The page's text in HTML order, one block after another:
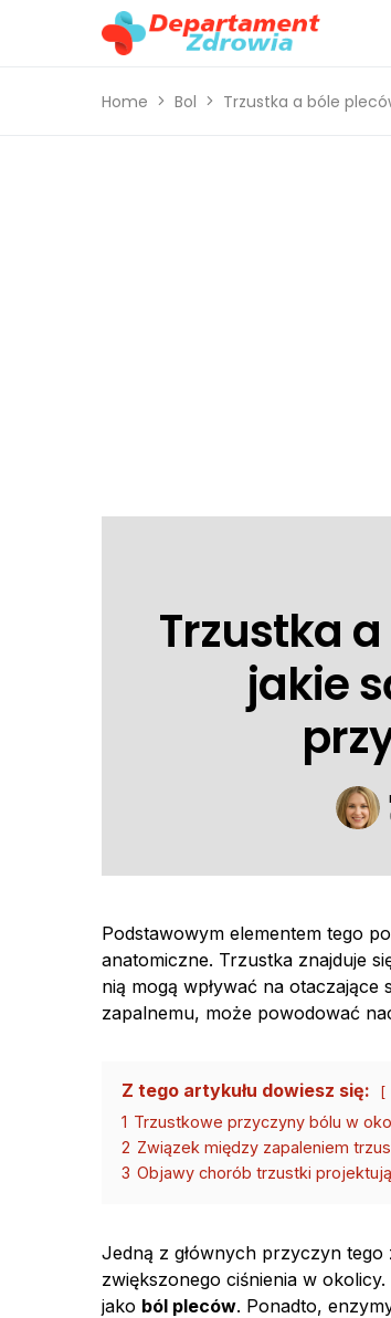
Home Bol Trzustka a bóle
Trzustka
jakie
Podstawowym elementem tego
anatomiczne. Trzustka znajduje
nią mogą wpływać na
zapalnemu, może powodować
Z tego artykułu dowiesz się:
1 Trzustkowe przyczyny bólu w
2 Związek między zapaleniem
3 Objawy chorób trzustki
Jedną z głównych przyczyn
zwiększonego ciśnienia w
jako ból pleców. Ponadto,